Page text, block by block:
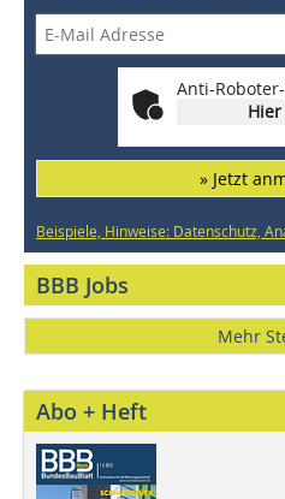
Anti-
» Jetzt
Beispiele, Hinweise: Datenschutz,
BBB Jobs
Mehr
Abo + Heft